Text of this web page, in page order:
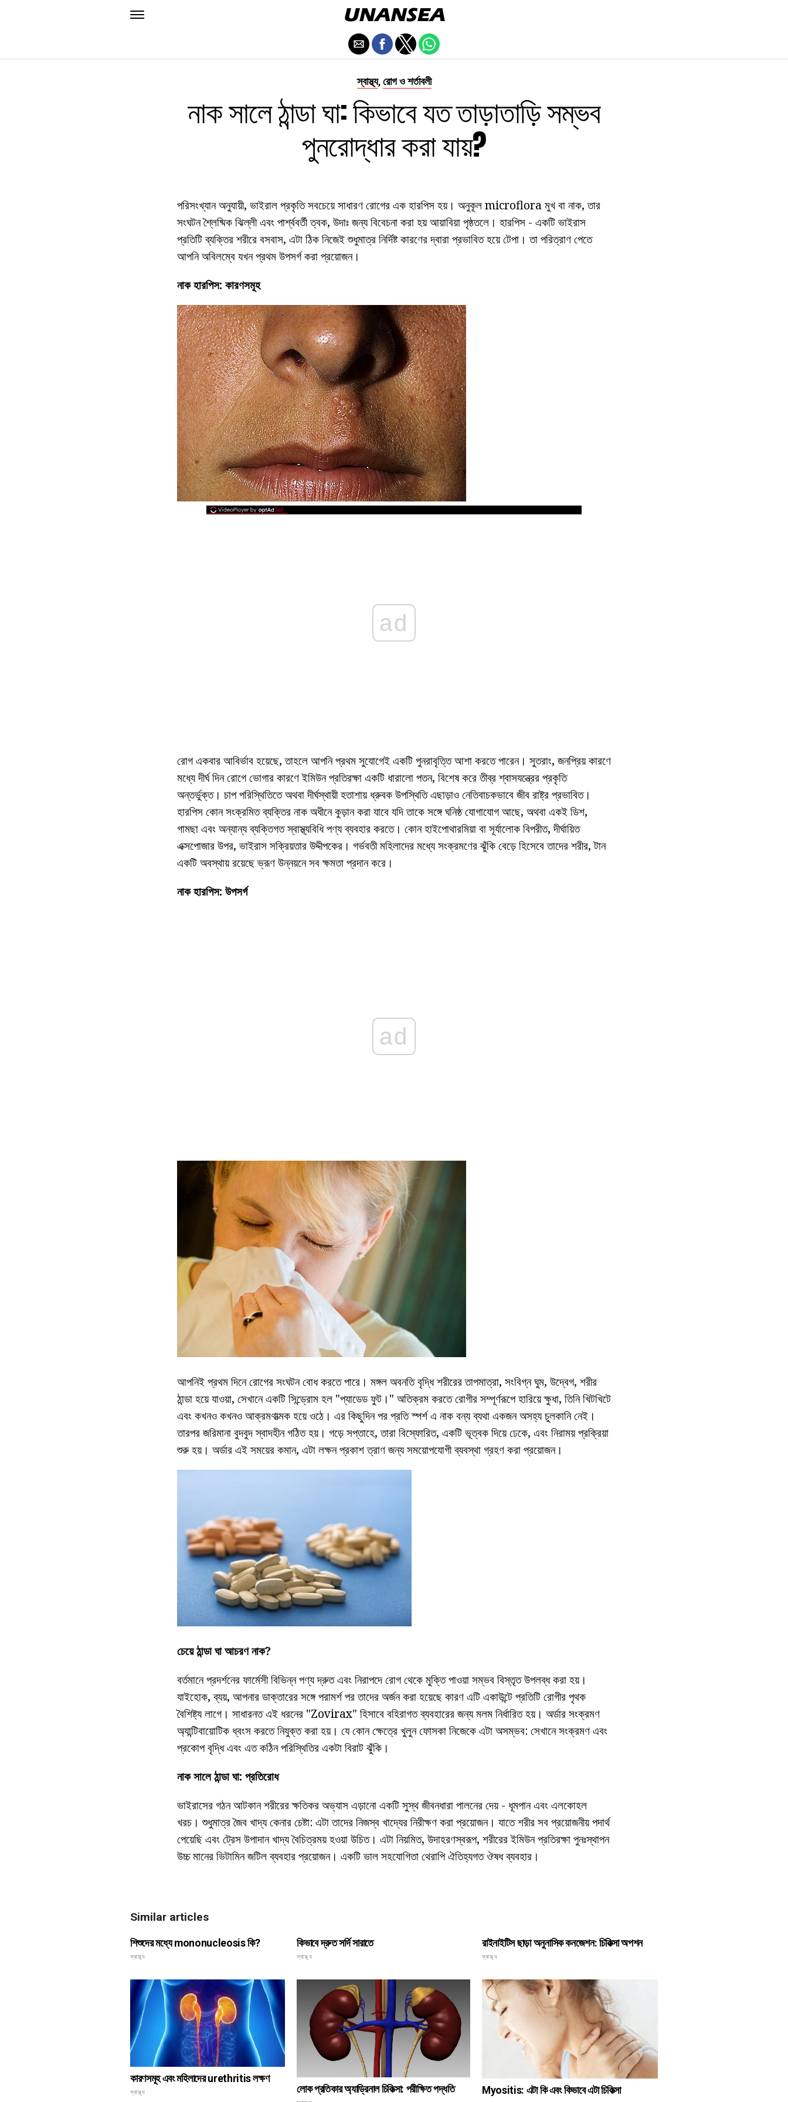
স্বাস্থ্য, রোগ ও শর্তাবলী
নাক সালে ঠান্ডা ঘা: কিভাবে যত তাড়াতাড়ি সম্ভব
পুনরোদ্ধার করা যায়?
পরিসংখ্যান অনুযায়ী, ভাইরাল প্রকৃতি সবচেয়ে সাধারণ রোগের এক হারপিস হয়। অনুকূল microflora মুখ বা নাক, তার
সংঘটন শ্লৈষ্মিক ঝিল্লী এবং পার্শ্ববর্তী ত্বক, উদাঃ জন্য বিবেচনা করা হয় আয়াবিয়া পৃষ্ঠতলে। হারপিস - একটি ভাইরাস
প্রতিটি ব্যক্তির শরীরে বসবাস, এটা ঠিক নিজেই শুধুমাত্র নির্দিষ্ট কারণের দ্বারা প্রভাবিত হয়ে টেপা। তা পরিত্রাণ পেতে
আপনি অবিলম্বে যখন প্রথম উপসর্গ করা প্রয়োজন।
নাক হারপিস: কারণসমূহ
ad
রোগ একবার আবির্ভাব হয়েছে, তাহলে আপনি প্রথম সুযোগেই একটি পুনরাবৃত্তি আশা করতে পারেন। সুতরাং, জনপ্রিয় কারণে
মধ্যে দীর্ঘ দিন রোগে ভোগার কারণে ইমিউন প্রতিরক্ষা একটি ধারালো পতন, বিশেষ করে তীব্র শ্বাসযন্ত্রের প্রকৃতি
অন্তর্ভুক্ত। চাপ পরিস্থিতিতে অথবা দীর্ঘস্থায়ী হতাশায় ধ্রুবক উপস্থিতি এছাড়াও নেতিবাচকভাবে জীব রাষ্ট্র প্রভাবিত।
হারপিস কোন সংক্রমিত ব্যক্তির নাক অধীনে কুড়ান করা যাবে যদি তাকে সঙ্গে ঘনিষ্ঠ যোগাযোগ আছে, অথবা একই ডিশ,
গামছা এবং অন্যান্য ব্যক্তিগত স্বাস্থ্যবিধি পণ্য ব্যবহার করতে। কোন হাইপোথারমিয়া বা সূর্যালোক বিপরীত, দীর্ঘায়িত
এক্সপোজার উপর, ভাইরাস সক্রিয়তার উদ্দীপকের। গর্ভবতী মহিলাদের মধ্যে সংক্রমণের ঝুঁকি বেড়ে হিসেবে তাদের শরীর, টান
একটি অবস্থায় রয়েছে ভ্রূণ উন্নয়নে সব ক্ষমতা প্রদান করে।
নাক হারপিস: উপসর্গ
ad
আপনিই প্রথম দিনে রোগের সংঘটন বোধ করতে পারে। মঙ্গল অবনতি বৃদ্ধি শরীরের তাপমাত্রা, সংবিগ্ন ঘুম, উদ্বেগ, শরীর
ঠান্ডা হয়ে যাওয়া, সেখানে একটি সিন্ড্রোম হল "প্যাডেড ফুট।" অতিক্রম করতে রোগীর সম্পূর্ণরূপে হারিয়ে ক্ষুধা, তিনি খিটখিটে
এবং কখনও কখনও আক্রমণাত্মক হয়ে ওঠে। এর কিছুদিন পর প্রতি স্পর্শ এ নাক বন্য ব্যথা একজন অসহ্য চুলকানি নেই।
তারপর জরিমানা বুদবুদ স্বাদহীন গঠিত হয়। গড়ে সপ্তাহে, তারা বিস্ফোরিত, একটি ভূত্বক দিয়ে ঢেকে, এবং নিরাময় প্রক্রিয়া
শুরু হয়। অর্ডার এই সময়ের কমান, এটা লক্ষন প্রকাশ ত্রাণ জন্য সময়োপযোগী ব্যবস্থা গ্রহণ করা প্রয়োজন।
চেয়ে ঠান্ডা ঘা আচরণ নাক?
বর্তমানে প্রদর্শনের ফার্মেসী বিভিন্ন পণ্য দ্রুত এবং নিরাপদে রোগ থেকে মুক্তি পাওয়া সম্ভব বিস্তৃত উপলব্ধ করা হয়।
যাইহোক, ব্যয়, আপনার ডাক্তারের সঙ্গে পরামর্শ পর তাদের অর্জন করা হয়েছে কারণ এটি একাউন্টে প্রতিটি রোগীর পৃথক
বৈশিষ্ট্য লাগে। সাধারনত এই ধরনের "Zovirax" হিসাবে বহিরাগত ব্যবহারের জন্য মলম নির্ধারিত হয়। অর্ডার সংক্রমণ
অ্যান্টিবায়োটিক ধ্বংস করতে নিযুক্ত করা হয়। যে কোন ক্ষেত্রে খুলুন ফোসকা নিজেকে এটা অসম্ভব: সেখানে সংক্রমণ এবং
প্রকোপ বৃদ্ধি এবং এত কঠিন পরিস্থিতির একটা বিরাট ঝুঁকি।
নাক সালে ঠান্ডা ঘা: প্রতিরোধ
ভাইরাসের গঠন আটকান শরীরের ক্ষতিকর অভ্যাস এড়ানো একটি সুস্থ জীবনধারা পালনের দেয় - ধূমপান এবং এলকোহল
খরচ। শুধুমাত্র জৈব খাদ্য কেনার চেষ্টা: এটা তাদের নিজস্ব খাদ্যের নিরীক্ষণ করা প্রয়োজন। যাতে শরীর সব প্রয়োজনীয় পদার্থ
পেয়েছি এবং ট্রেস উপাদান খাদ্য বৈচিত্রময় হওয়া উচিত। এটা নিয়মিত, উদাহরণস্বরূপ, শরীরের ইমিউন প্রতিরক্ষা পুনঃস্থাপন
উচ্চ মানের ভিটামিন জটিল ব্যবহার প্রয়োজন। একটি ভাল সহযোগিতা থেরাপি ঐতিহ্যগত ঔষধ ব্যবহার।
Similar articles
শিশুদের মধ্যে mononucleosis কি?
স্বাস্থ্য
কিভাবে দ্রুত সর্দি সারাতে
স্বাস্থ্য
রাইনাইটিস ছাড়া অনুনাসিক কনজেশন: চিকিত্সা অপশন
স্বাস্থ্য
কারণসমূহ এবং মহিলাদের urethritis লক্ষণ
স্বাস্থ্য লোক প্রতিকার অ্যাড্রিনাল চিকিত্সা: পরীক্ষিত পদ্ধতি Myositis: এটা কি এবং কিভাবে এটা চিকিত্সা